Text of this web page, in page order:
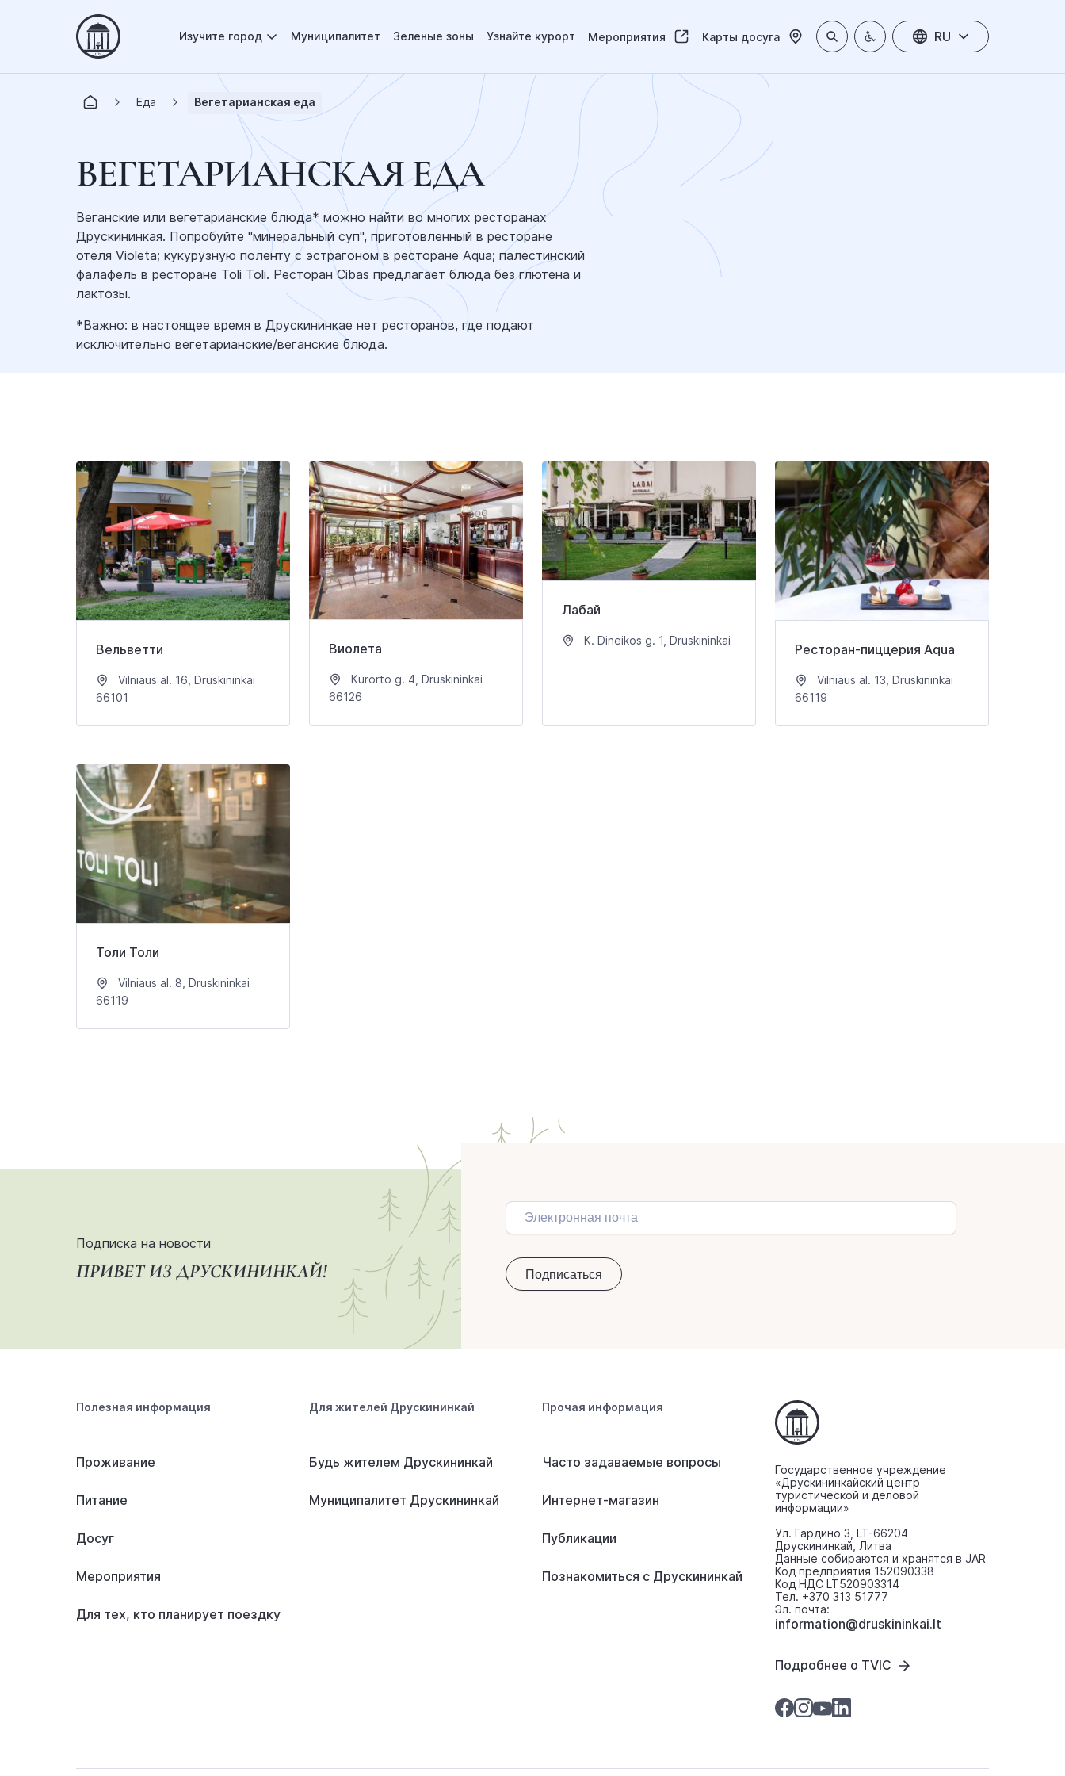
Изучите город Муниципалитет Зеленые зоны Узнайте курорт Мероприятия Карты досуга RU
Еда Вегетарианская еда
ВЕГЕТАРИАНСКАЯ ЕДА
Веганские или вегетарианские блюда* можно найти во многих ресторанах
Друскининкая. Попробуйте "минеральный суп", приготовленный в ресторане
отеля Violeta; кукурузную поленту с эстрагоном в ресторане Aqua; палестинский
фалафель в ресторане Toli Toli. Ресторан Cibas предлагает блюда без глютена и
лактозы.
*Важно: в настоящее время в Друскининкае нет ресторанов, где подают
исключительно вегетарианские/веганские блюда.
Вельветти
Vilniaus al. 16, Druskininkai
66101
Виолета
Kurorto g. 4, Druskininkai
66126
Лабай
K. Dineikos g. 1, Druskininkai
Ресторан-пиццерия Aqua
Vilniaus al. 13, Druskininkai
66119
Толи Толи
Vilniaus al. 8, Druskininkai
66119
Подписка на новости
ПРИВЕТ ИЗ ДРУСКИНИНКАЙ!
Полезная информация
Проживание
Питание
Досуг
Мероприятия
Для тех, кто планирует поездку
Для жителей Друскининкай
Будь жителем Друскининкай
Муниципалитет Друскининкай
Прочая информация
Часто задаваемые вопросы
Интернет-магазин
Публикации
Познакомиться с Друскининкaй
Государственное учреждение
«Друскининкайский центр
туристической и деловой
информации»
Ул. Гардино 3, LT-66204
Друскининкай, Литва
Данные собираются и хранятся в JAR
Код предприятия 152090338
Код НДС LT520903314
Тел. +370 313 51777
Эл. почта:
information@druskininkai.lt
Подробнее о TVIC